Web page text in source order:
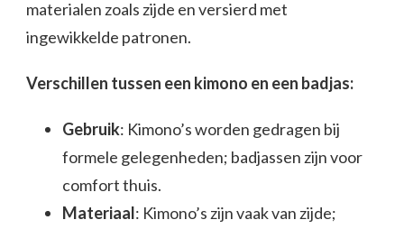
materialen zoals zijde en versierd met
ingewikkelde patronen.
Verschillen tussen een kimono en een badjas:
Gebruik: Kimono’s worden gedragen bij
formele gelegenheden; badjassen zijn voor
comfort thuis.
Materiaal: Kimono’s zijn vaak van zijde;